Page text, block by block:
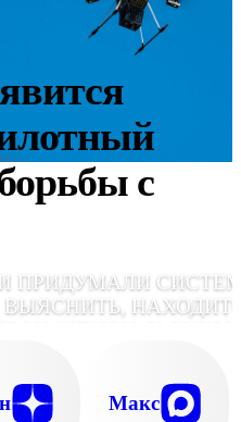
с
ПРИДУМАЛИ
Макс